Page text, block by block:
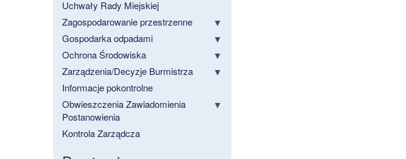
Uchwały Rady Miejskiej
Zagospodarowanie przestrzenne
Gospodarka odpadami
Ochrona Środowiska
Zarządzenia/Decyzje Burmistrza
Informacje pokontrolne
Obwieszczenia Zawiadomienia
Postanowienia
Kontrola Zarządcza